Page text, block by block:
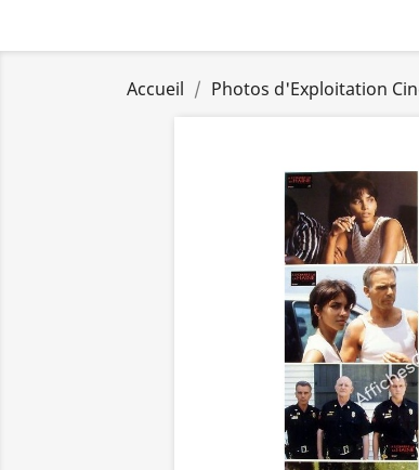
Accueil Photos d'Exploitation